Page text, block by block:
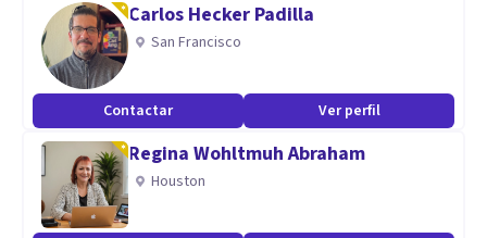
Carlos Hecker Padilla
San Francisco
Contactar Ver perfil
Regina Wohltmuh Abraham
Houston